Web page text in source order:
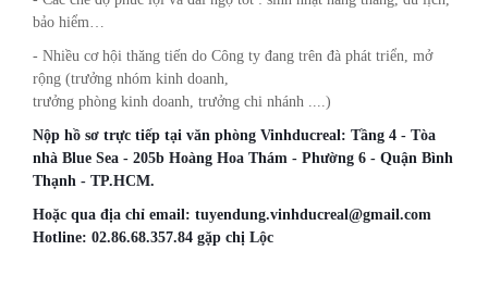
bảo hiểm…
- Nhiều cơ hội thăng tiến do Công ty đang trên đà phát triển, mở
rộng (trưởng nhóm kinh doanh,
trưởng phòng kinh doanh, trưởng chi nhánh ....)
Nộp hồ sơ trực tiếp tại văn phòng Vinhducreal: Tầng 4 - Tòa
nhà Blue Sea - 205b Hoàng Hoa Thám - Phường 6 - Quận Bình
Thạnh - TP.HCM.
Hoặc qua địa chỉ email: tuyendung.vinhducreal@gmail.com
Hotline: 02.86.68.357.84 gặp chị Lộc